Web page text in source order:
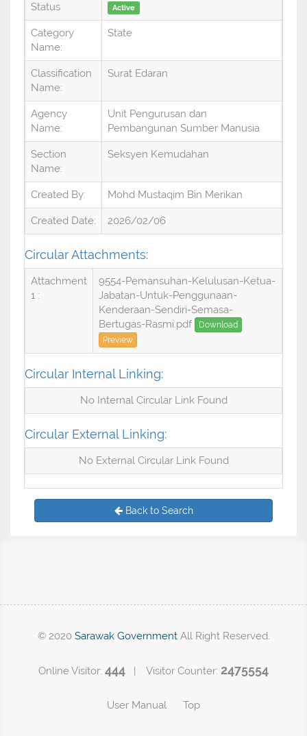
Status Active
Category
Name:
State
Classification
Name:
Surat Edaran
Agency
Name:
Unit Pengurusan dan
Pembangunan Sumber Manusia
Section
Name:
Seksyen Kemudahan
Created By: Mohd Mustaqim Bin Merikan
Created Date: 2026/02/06
Circular Attachments:
Attachment
1 :
9554-Pemansuhan-Kelulusan-Ketua-
Jabatan-Untuk-Penggunaan-
Kenderaan-Sendiri-Semasa-
Bertugas-Rasmi.pdf
Download
Preview
Circular Internal Linking:
No Internal Circular Link Found
Circular External Linking:
No External Circular Link Found
Back to Search
© 2020 Sarawak GovernmentAll Right Reserved.
Online Visitor: 444 | Visitor Counter: 2475554
User Manual Top